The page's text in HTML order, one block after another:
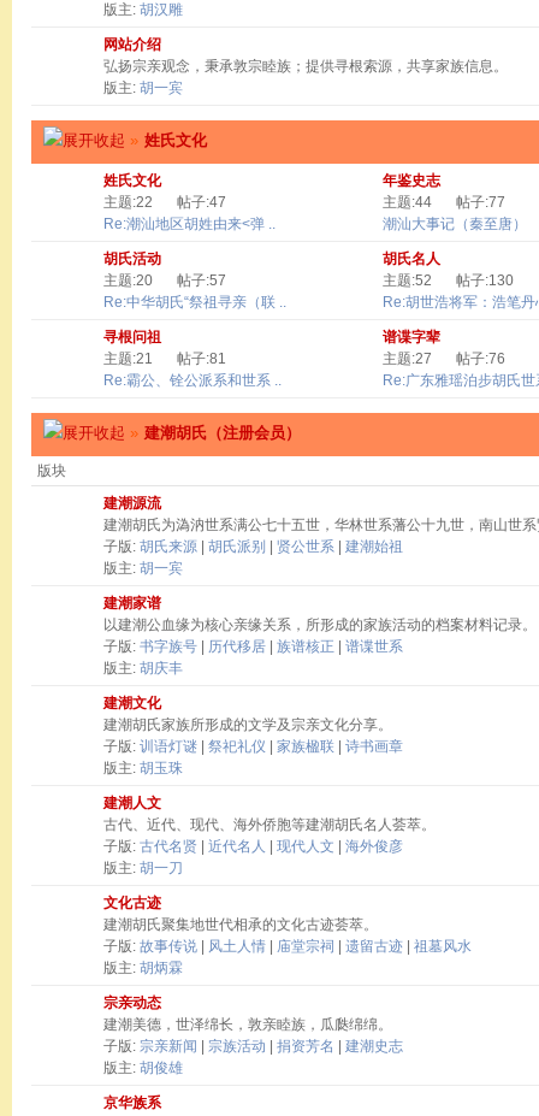
版主: 胡汉雕
网站介绍
弘扬宗亲观念，秉承敦宗睦族；提供寻根索源，共享家族信息。
版主: 胡一宾
» 姓氏文化
姓氏文化
主题:22
帖子:47
Re:潮汕地区胡姓由来<弹 ..
年鉴史志
主题:44
帖子:77
潮汕大事记（秦至唐）
胡氏活动
主题:20
帖子:57
Re:中华胡氏“祭祖寻亲（联 ..
胡氏名人
主题:52
帖子:130
Re:胡世浩将军：浩笔丹
寻根问祖
主题:21
帖子:81
Re:霸公、铨公派系和世系 ..
谱谍字辈
主题:27
帖子:76
Re:广东雅瑶泊步胡氏世
» 建潮胡氏（注册会员）
版块
建潮源流
建潮胡氏为溈汭世系满公七十五世，华林世系藩公十九世，南山世
子版: 胡氏来源 胡氏派别 贤公世系
建潮始祖
版主: 胡一宾
建潮家谱
以建潮公血缘为核心亲缘关系，所形成的家族活动的档案材料记录。
子版: 书字族号 历代移居 族谱核正
谱谍世系
版主: 胡庆丰
建潮文化
建潮胡氏家族所形成的文学及宗亲文化分享。
子版: 训语灯谜 祭祀礼仪 家族楹联
诗书画章
版主: 胡玉珠
建潮人文
古代、近代、现代、海外侨胞等建潮胡氏名人荟萃。
子版: 古代名贤 近代名人 现代人文
海外俊彦
版主: 胡一刀
文化古迹
建潮胡氏聚集地世代相承的文化古迹荟萃。
子版: 故事传说 风土人情 庙堂宗祠 遗留古迹
祖墓风水
版主: 胡炳霖
宗亲动态
建潮美德，世泽绵长，敦亲睦族，瓜瓞绵绵。
子版: 宗亲新闻 宗族活动 捐资芳名
建潮史志
版主: 胡俊雄
京华族系